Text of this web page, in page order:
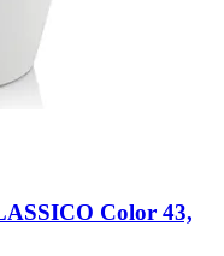
Color 43,